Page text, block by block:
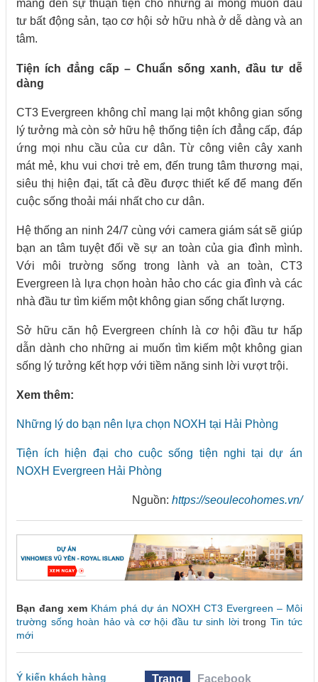
mang đến sự thuận tiện cho những ai mong muốn đầu
tư bất động sản, tạo cơ hội sở hữu nhà ở dễ dàng và an
tâm.
Tiện ích đẳng cấp – Chuẩn sống xanh, đầu tư dễ
dàng
CT3 Evergreen không chỉ mang lại một không gian sống
lý tưởng mà còn sở hữu hệ thống tiện ích đẳng cấp, đáp
ứng mọi nhu cầu của cư dân. Từ công viên cây xanh
mát mẻ, khu vui chơi trẻ em, đến trung tâm thương mại,
siêu thị hiện đại, tất cả đều được thiết kế để mang đến
cuộc sống thoải mái nhất cho cư dân.
Hệ thống an ninh 24/7 cùng với camera giám sát sẽ giúp
bạn an tâm tuyệt đối về sự an toàn của gia đình mình.
Với môi trường sống trong lành và an toàn, CT3
Evergreen là lựa chọn hoàn hảo cho các gia đình và các
nhà đầu tư tìm kiếm một không gian sống chất lượng.
Sở hữu căn hộ Evergreen chính là cơ hội đầu tư hấp
dẫn dành cho những ai muốn tìm kiếm một không gian
sống lý tưởng kết hợp với tiềm năng sinh lời vượt trội.
Xem thêm:
Những lý do bạn nên lựa chọn NOXH tại Hải Phòng
Tiện ích hiện đại cho cuộc sống tiện nghi tại dự án
NOXH Evergreen Hải Phòng
Nguồn: https://seoulecohomes.vn/
Bạn đang xem Khám phá dự án NOXH CT3 Evergreen – Môi
trường sống hoàn hảo và cơ hội đầu tư sinh lờitrong Tin tức
mới
Ý kiến khách hàng Trang
Facebook